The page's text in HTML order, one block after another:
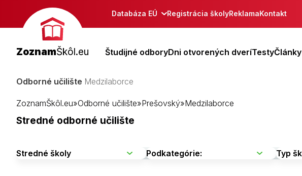
Databáza EÚ Registrácia školyReklamaKontakt
ZoznamŠkôl.eu Študijné odboryDni otvorených dveríTestyČlánky
Odborné učilište Medzilaborce
ZoznamŠkôl.eu»Odborné učilište»Prešovský»Medzilaborce
Stredné odborné učilište